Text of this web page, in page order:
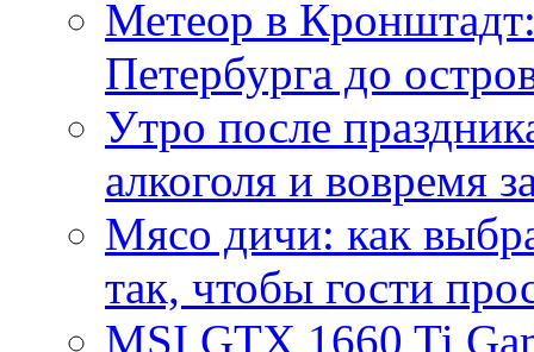
Метеор в
Петербурга до
Утро после
алкоголя и вовремя
Мясо дичи: как
так, чтобы гости
MSI GTX 1660 Ti